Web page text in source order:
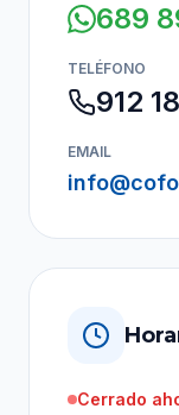
689
TELÉFONO
912
EMAIL
Cerrado